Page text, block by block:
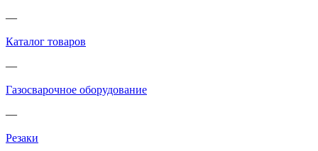
—
Каталог товаров
—
Газосварочное оборудование
—
Резаки